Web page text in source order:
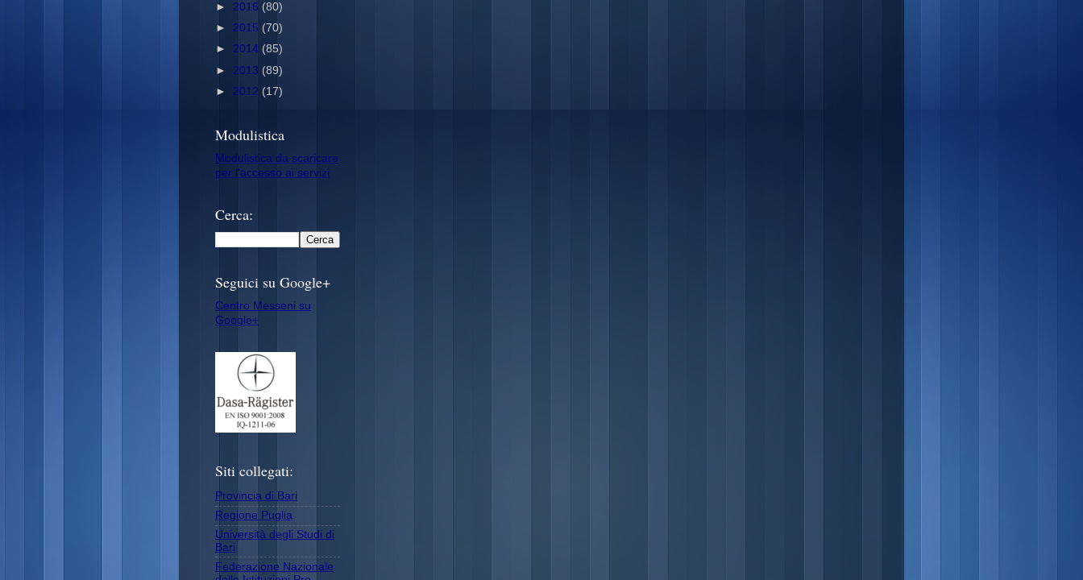
► 2016 (80)
► 2015 (70)
► 2014 (85)
► 2013 (89)
► 2012 (17)
Modulistica
Modulistica da scaricare
per l'accesso ai servizi
Cerca:
Seguici su Google+
Centro Messeni su
Google+
Siti collegati:
Provincia di Bari
Regione Puglia
Università degli Studi di
Bari
Federazione Nazionale